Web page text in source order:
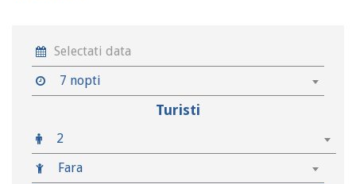
7 nopti
Turisti
2
Fara